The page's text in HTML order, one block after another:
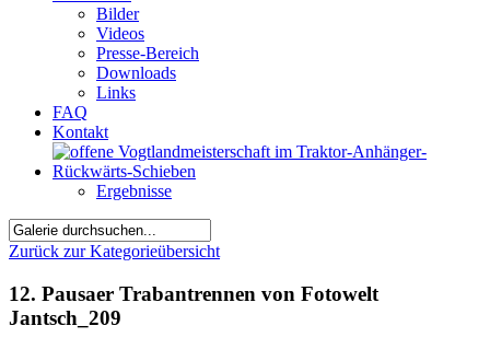
Bilder
Videos
Presse-Bereich
Downloads
Links
FAQ
Kontakt
Ergebnisse
Zurück zur Kategorieübersicht
12. Pausaer Trabantrennen von Fotowelt
Jantsch_209